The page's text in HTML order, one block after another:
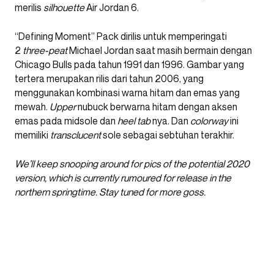
merilis silhouetteAir Jordan 6.
“Defining Moment” Pack dirilis untuk memperingati
2 three-peatMichael Jordan saat masih bermain dengan
Chicago Bulls pada tahun 1991 dan 1996. Gambar yang
tertera merupakan rilis dari tahun 2006, yang
menggunakan kombinasi warna hitam dan emas yang
mewah. Uppernubuck berwarna hitam dengan aksen
emas pada midsole dan heel tabnya. Dan colorwayini
memiliki transclucentsole sebagai sebtuhan terakhir.
We’ll keep snooping around for pics of the potential 2020
version, which is currently rumoured for release in the
northern springtime. Stay tuned for more goss.